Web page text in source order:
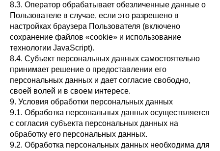
8.3. Оператор обрабатывает обезличенные данные о
Пользователе в случае, если это разрешено в
настройках браузера Пользователя (включено
сохранение файлов «cookie» и использование
технологии JavaScript).
8.4. Субъект персональных данных самостоятельно
принимает решение о предоставлении его
персональных данных и дает согласие свободно,
своей волей и в своем интересе.
9. Условия обработки персональных данных
9.1. Обработка персональных данных осуществляется
с согласия субъекта персональных данных на
обработку его персональных данных.
9.2. Обработка персональных данных необходима для